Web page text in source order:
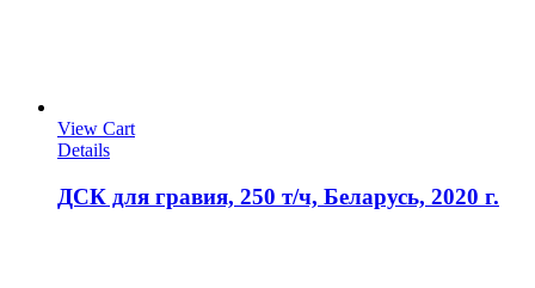
View Cart
Details
ДСК для гравия, 250 т/ч, Беларусь, 2020 г.